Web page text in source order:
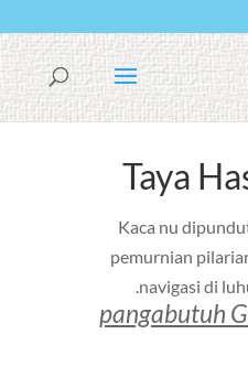
Taya
Kaca nu
pemurnian
navigasi di
pangabutuh